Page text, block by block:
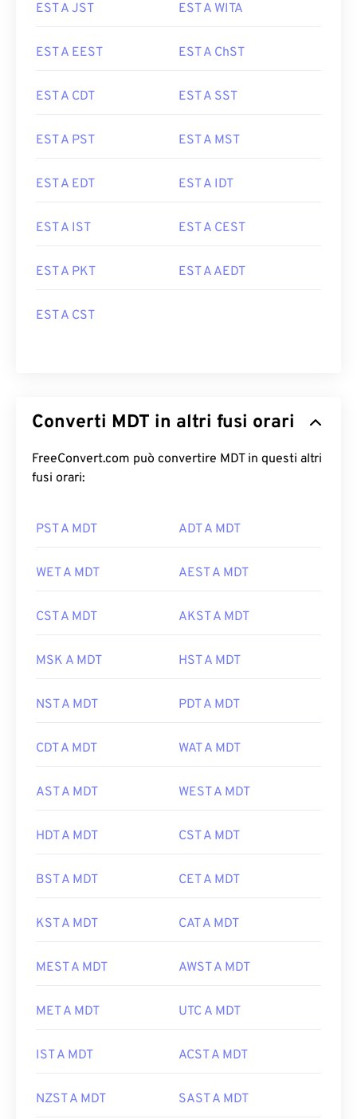
EST A JST EST A WITA
EST A EEST EST A ChST
EST A CDT EST A SST
EST A PST EST A MST
EST A EDT EST A IDT
EST A IST EST A CEST
EST A PKT EST A AEDT
EST A CST
Converti MDT in altri fusi orari
FreeConvert.com può convertire MDT in questi altri
fusi orari:
PST A MDT ADT A MDT
WET A MDT AEST A MDT
CST A MDT AKST A MDT
MSK A MDT HST A MDT
NST A MDT PDT A MDT
CDT A MDT WAT A MDT
AST A MDT WEST A MDT
HDT A MDT CST A MDT
BST A MDT CET A MDT
KST A MDT CAT A MDT
MEST A MDT AWST A MDT
MET A MDT UTC A MDT
IST A MDT ACST A MDT
NZST A MDT SAST A MDT